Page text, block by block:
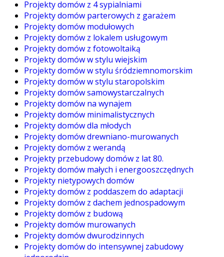
Projekty domów z 4 sypialniami
Projekty domów parterowych z garażem
Projekty domów modułowych
Projekty domów z lokalem usługowym
Projekty domów z fotowoltaiką
Projekty domów w stylu wiejskim
Projekty domów w stylu śródziemnomorskim
Projekty domów w stylu staropolskim
Projekty domów samowystarczalnych
Projekty domów na wynajem
Projekty domów minimalistycznych
Projekty domów dla młodych
Projekty domów drewniano-murowanych
Projekty domów z werandą
Projekty przebudowy domów z lat 80.
Projekty domów małych i energooszczędnych
Projekty nietypowych domów
Projekty domów z poddaszem do adaptacji
Projekty domów z dachem jednospadowym
Projekty domów z budową
Projekty domów murowanych
Projekty domów dwurodzinnych
Projekty domów do intensywnej zabudowy